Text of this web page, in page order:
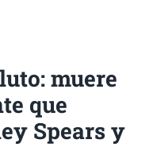
muere
que
Spears y